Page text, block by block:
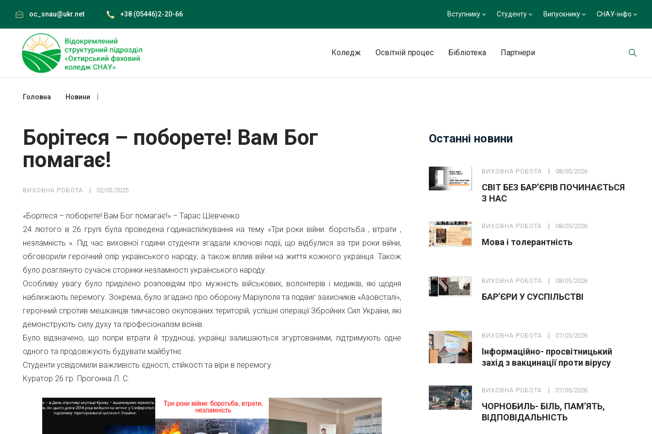
content
oc_snau@ukr.net +38 (05446)2-20-66 Вступнику Студенту Випускнику СНАУ-інфо
Коледж Освітній процес Бібліотека Партнери
Головна Новини
Борітеся – поборете! Вам Бог
помагає!
ВИХОВНА РОБОТА 02/03/2025
«Борітеся – поборете! Вам Бог помагає!» – Тарас Шевченко
24 лютого в 26 групі була проведена годинаспілкування на тему «Три роки війни: боротьба , втрати ,
незламність ». Під час виховної години студенти згадали ключові події, що відбулися за три роки війни,
обговорили героїчний опір українського народу, а також вплив війни на життя кожного українця. Також
було розглянуто сучасні сторінки незламності українського народу.
Особливу увагу було приділено розповідям про мужність військових, волонтерів і медиків, які щодня
наближають перемогу. Зокрема, було згадано про оборону Маріуполя та подвиг захисників «Азовсталі»,
героїчний спротив мешканців тимчасово окупованих територій, успішні операції Збройних Сил України, які
демонструють силу духу та професіоналізм воїнів.
Було відзначено, що попри втрати й труднощі, українці залишаються згуртованими, підтримують одне
одного та продовжують будувати майбутнє.
Студенти усвідомили важливість єдності, стійкості та віри в перемогу.
Куратор 26 гр. Прогонна Л. С.
Останні новини
ВИХОВНА РОБОТА 08/05/2026
СВІТ БЕЗ БАР’ЄРІВ ПОЧИНАЄТЬСЯ
З НАС
ВИХОВНА РОБОТА 08/05/2026
Мова і толерантність
ВИХОВНА РОБОТА 08/05/2026
БАР’ЄРИ У СУСПІЛЬСТВІ
ВИХОВНА РОБОТА 07/05/2026
Інформаційно- просвітницький
захід з вакцинації проти вірусу
ВИХОВНА РОБОТА 07/05/2026
ЧОРНОБИЛЬ- БІЛЬ, ПАМ’ЯТЬ,
ВІДПОВІДАЛЬНІСТЬ